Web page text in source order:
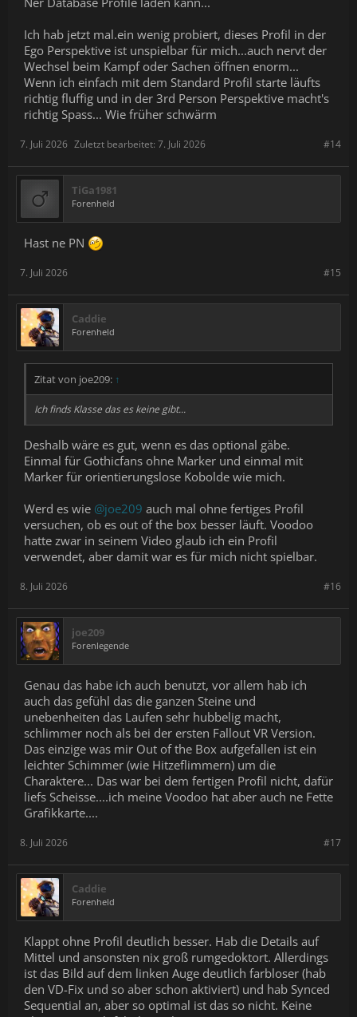
Ich hab jetzt mal.ein wenig probiert, dieses Profil in der
Ego Perspektive ist unspielbar für mich...auch nervt der
Wechsel beim Kampf oder Sachen öffnen enorm...
Wenn ich einfach mit dem Standard Profil starte läufts
richtig fluffig und in der 3rd Person Perspektive macht's
richtig Spass... Wie früher schwärm
#14
7. Juli 2026 Zuletzt bearbeitet: 7. Juli 2026
TiGa1981
Forenheld
Hast ne PN
#15
7. Juli 2026
Caddie
Forenheld
Zitat von joe209: ↑
Ich finds Klasse das es keine gibt...
Deshalb wäre es gut, wenn es das optional gäbe.
Einmal für Gothicfans ohne Marker und einmal mit
Marker für orientierungslose Kobolde wie mich.
Werd es wie @joe209 auch mal ohne fertiges Profil
versuchen, ob es out of the box besser läuft. Voodoo
hatte zwar in seinem Video glaub ich ein Profil
verwendet, aber damit war es für mich nicht spielbar.
#16
8. Juli 2026
joe209
Forenlegende
Genau das habe ich auch benutzt, vor allem hab ich
auch das gefühl das die ganzen Steine und
unebenheiten das Laufen sehr hubbelig macht,
schlimmer noch als bei der ersten Fallout VR Version.
Das einzige was mir Out of the Box aufgefallen ist ein
leichter Schimmer (wie Hitzeflimmern) um die
Charaktere... Das war bei dem fertigen Profil nicht, dafür
liefs Scheisse....ich meine Voodoo hat aber auch ne Fette
Grafikkarte....
#17
8. Juli 2026
Caddie
Forenheld
Klappt ohne Profil deutlich besser. Hab die Details auf
Mittel und ansonsten nix groß rumgedoktort. Allerdings
ist das Bild auf dem linken Auge deutlich farbloser (hab
den VD-Fix und so aber schon aktiviert) und hab Synced
Sequential an, aber so optimal ist das so nicht. Keine